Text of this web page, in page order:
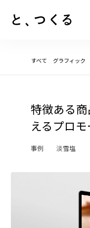
すべて グラフィック
特徴ある
えるプロ
事例 淡雪塩